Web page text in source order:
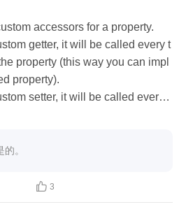
accessors for a property.
getter, it will be called every t
property (this way you can impl
property).
setter, it will be called every ti
to the property, except its init
。
 3